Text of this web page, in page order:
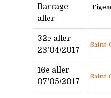
Barrage
aller
32e aller
23/04/2017
Saint-
16e aller
07/05/2017
Saint-